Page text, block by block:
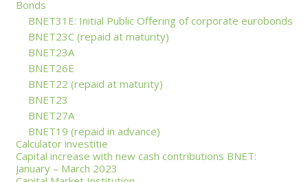
Bonds
BNET31E: Initial Public Offering of corporate eurobonds
BNET23C (repaid at maturity)
BNET23A
BNET26E
BNET22 (repaid at maturity)
BNET23
BNET27A
BNET19 (repaid in advance)
Calculator investitie
Capital increase with new cash contributions BNET:
January – March 2023